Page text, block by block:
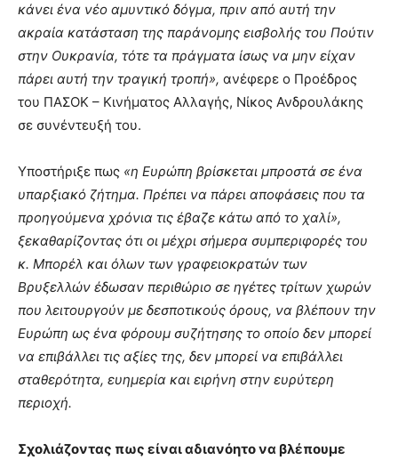
κάνει ένα νέο αμυντικό δόγμα, πριν από αυτή την
ακραία κατάσταση της παράνομης εισβολής του Πούτιν
στην Ουκρανία, τότε τα πράγματα ίσως να μην είχαν
πάρει αυτή την τραγική τροπή», ανέφερε ο Προέδρος
του ΠΑΣΟΚ – Κινήματος Αλλαγής, Νίκος Ανδρουλάκης
σε συνέντευξή του.
Υποστήριξε πως «η Ευρώπη βρίσκεται μπροστά σε ένα
υπαρξιακό ζήτημα. Πρέπει να πάρει αποφάσεις που τα
προηγούμενα χρόνια τις έβαζε κάτω από το χαλί»,
ξεκαθαρίζοντας ότι οι μέχρι σήμερα συμπεριφορές του
κ. Μπορέλ και όλων των γραφειοκρατών των
Βρυξελλών έδωσαν περιθώριο σε ηγέτες τρίτων χωρών
που λειτουργούν με δεσποτικούς όρους, να βλέπουν την
Ευρώπη ως ένα φόρουμ συζήτησης το οποίο δεν μπορεί
να επιβάλλει τις αξίες της, δεν μπορεί να επιβάλλει
σταθερότητα, ευημερία και ειρήνη στην ευρύτερη
περιοχή.
Σχολιάζοντας πως είναι αδιανόητο να βλέπουμε